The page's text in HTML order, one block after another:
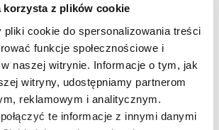
korzysta z plików cookie
cookie do spersonalizowania treści
funkcje społecznościowe i
naszej witrynie. Informacje o tym, jak
witryny, udostępniamy partnerom
reklamowym i analitycznym.
te informacje z innymi danymi
Szybki przepis na
kolację
10 min. 393 kcal